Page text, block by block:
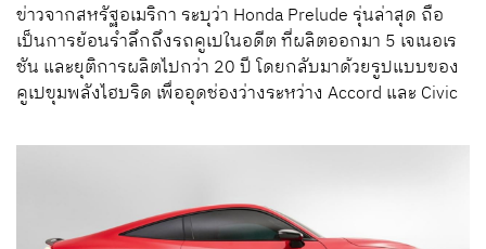
ข่าวจากสหรัฐอเมริกา ระบุว่า Honda Prelude รุ่นล่าสุด ถือ
เป็นการย้อนรำลึกถึงรถคูเปในอดีต ที่ผลิตออกมา 5 เจเนอเร
ชัน และยุติการผลิตไปกว่า 20 ปี โดยกลับมาด้วยรูปแบบของ
คูเปขุมพลังไฮบริด เพื่ออุดช่องว่างระหว่าง Accord และ Civic